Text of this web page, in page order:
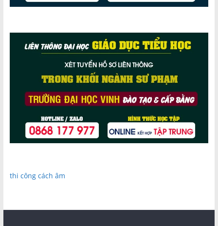
thi công cách âm